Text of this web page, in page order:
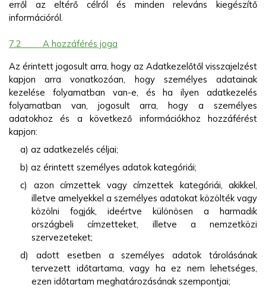
erről az eltérő célról és minden releváns kiegészítő
információról.
7.2 A hozzáférés joga
Az érintett jogosult arra, hogy az Adatkezelőtől visszajelzést
kapjon arra vonatkozóan, hogy személyes adatainak
kezelése folyamatban van-e, és ha ilyen adatkezelés
folyamatban van, jogosult arra, hogy a személyes
adatokhoz és a következő információkhoz hozzáférést
kapjon:
a) az adatkezelés céljai;
b) az érintett személyes adatok kategóriái;
c) azon címzettek vagy címzettek kategóriái, akikkel,
illetve amelyekkel a személyes adatokat közölték vagy
közölni fogják, ideértve különösen a harmadik
országbeli címzetteket, illetve a nemzetközi
szervezeteket;
d) adott esetben a személyes adatok tárolásának
tervezett időtartama, vagy ha ez nem lehetséges,
ezen időtartam meghatározásának szempontjai;